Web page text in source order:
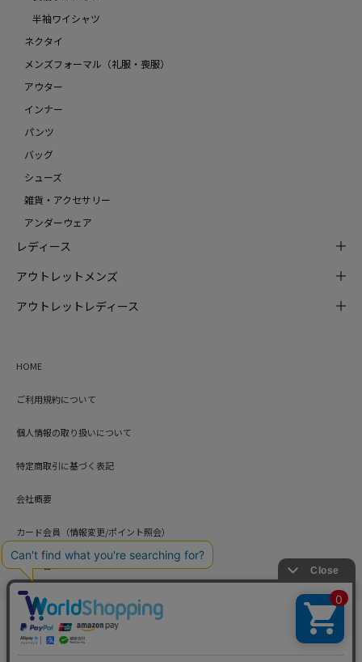
半袖ワイシャツ
ネクタイ
メンズフォーマル（礼服・喪服）
アウター
インナー
パンツ
バッグ
シューズ
雑貨・アクセサリー
アンダーウェア
レディース
アウトレットメンズ
アウトレットレディース
HOME
ご利用規約について
個人情報の取り扱いについて
特定商取引に基づく表記
会社概要
カード会員（情報変更/ポイント照会）